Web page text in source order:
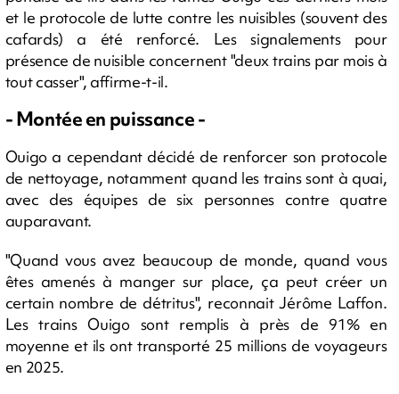
et le protocole de lutte contre les nuisibles (souvent des
cafards) a été renforcé. Les signalements pour
présence de nuisible concernent "deux trains par mois à
tout casser", affirme-t-il.
- Montée en puissance -
Ouigo a cependant décidé de renforcer son protocole
de nettoyage, notamment quand les trains sont à quai,
avec des équipes de six personnes contre quatre
auparavant.
"Quand vous avez beaucoup de monde, quand vous
êtes amenés à manger sur place, ça peut créer un
certain nombre de détritus", reconnait Jérôme Laffon.
Les trains Ouigo sont remplis à près de 91% en
moyenne et ils ont transporté 25 millions de voyageurs
en 2025.